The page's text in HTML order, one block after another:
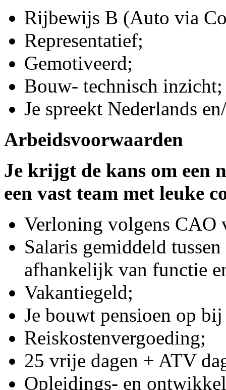
Rijbewijs B (Auto via
Representatief;
Gemotiveerd;
Bouw- technisch inzicht;
Je spreekt Nederlands
Arbeidsvoorwaarden
Je krijgt de kans om een
een vast team met leuke
Verloning volgens CAO
Salaris gemiddeld
afhankelijk van functie
Vakantiegeld;
Je bouwt pensioen op
Reiskostenvergoeding;
25 vrije dagen + ATV
Opleidings- en